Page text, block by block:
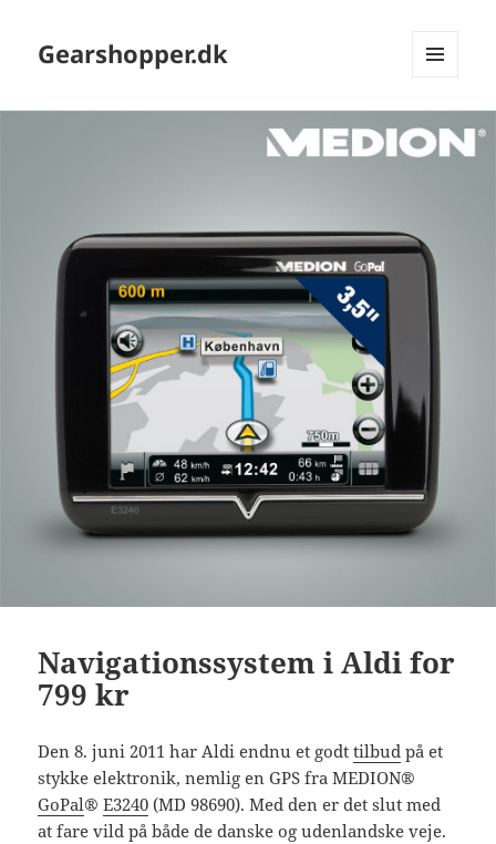
Gearshopper.dk
WIDGETS
Navigationssystem i Aldi for
799 kr
Den 8. juni 2011 har Aldi endnu et godttilbud på et
stykke elektronik, nemlig en GPS fra MEDION®
GoPal®E3240 (MD 98690). Med den er det slut med
at fare vild på både de danske og udenlandske veje.